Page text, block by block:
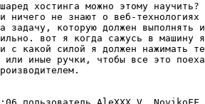
хостинга можно этому научить?
ничего не знают о веб-
задачу, которую должен
вот я когда сажусь в машину
с какой силой я должен нажимать
или иные ручки, чтобы все это